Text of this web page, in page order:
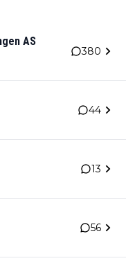
AS
380
44
13
56